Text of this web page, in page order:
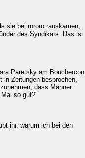
sie bei rororo rauskamen,
des Syndikats. Das ist
Paretsky am Bouchercon
Zeitungen besprochen,
dass Männer
so gut?"
ihr, warum ich bei den